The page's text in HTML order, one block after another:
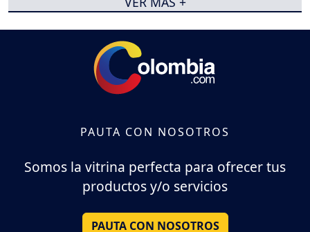
PAUTA CON NOSOTROS
Somos la vitrina perfecta para ofrecer tus
productos y/o servicios
PAUTA CON NOSOTROS